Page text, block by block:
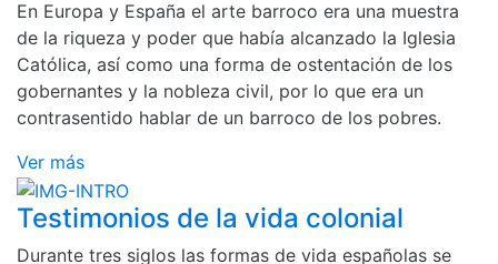
En Europa y España el arte barroco era una muestra
de la riqueza y poder que había alcanzado la Iglesia
Católica, así como una forma de ostentación de los
gobernantes y la nobleza civil, por lo que era un
contrasentido hablar de un barroco de los pobres.
Ver más
Testimonios de la vida colonial
Durante tres siglos las formas de vida españolas se